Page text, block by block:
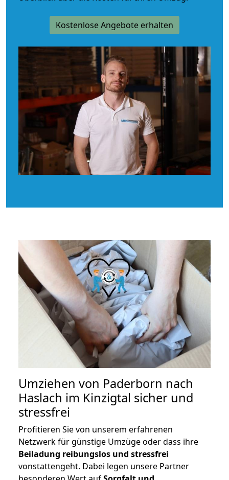
Kostenlose Angebote erhalten
Umziehen von Paderborn nach
Haslach im Kinzigtal sicher und
stressfrei
Profitieren Sie von unserem erfahrenen
Netzwerk für günstige Umzüge oder dass ihre
Beiladung reibungslos und stressfrei
vonstattengeht. Dabei legen unsere Partner